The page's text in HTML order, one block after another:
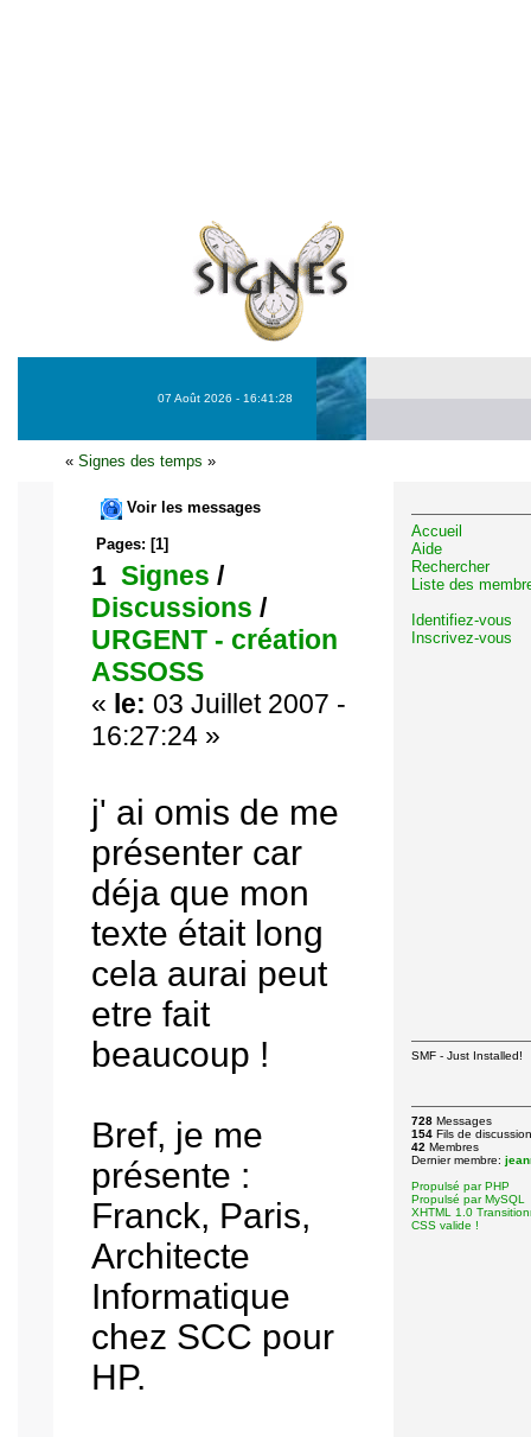
07 Août 2026 - 16:41:28
« Signes des temps »
Voir les messages
Pages: [1]
1 Signes /
Discussions /
URGENT - création
ASSOSS
« le: 03 Juillet 2007 -
16:27:24 »
j' ai omis de me
présenter car
déja que mon
texte était long
cela aurai peut
etre fait
beaucoup !
Bref, je me
présente :
Franck, Paris,
Architecte
Informatique
chez SCC pour
HP.
Accueil
Aide
Rechercher
Liste des
Identifiez-vous
Inscrivez-vous
SMF - Just Installed!
728 Messages
154 Fils de discussion
42 Membres
Dernier membre:
Propulsé par PHP
Propulsé par MySQL
XHTML 1.0
CSS valide !